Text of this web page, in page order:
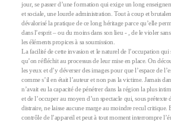
jour, se passer d’une formation qui exige un long
et sociale, une lourde administration. Tout à coup et
dévalorisé la pratique de ce long héritage parce qu’elle
dans l’esprit – ou du moins dans son lieu - , de le violer
les éléments propices à sa soumission.
La facilité de cette invasion et le naturel de l’occupation qui
qu’on réfléchit au processus de leur mise en place. On
les yeux et d’y déverser des images pour que l’espace de
comme s’il en était l’auteur et non pas la victime. Jamais
n’avait eu la capacité de pénétrer dans la région la plus
et de l’occuper au moyen d’un spectacle qui, sous
distraire, ne laisse aucune marge au moindre recul critique.
contrôle de l’appareil et peut à tout moment interrompre